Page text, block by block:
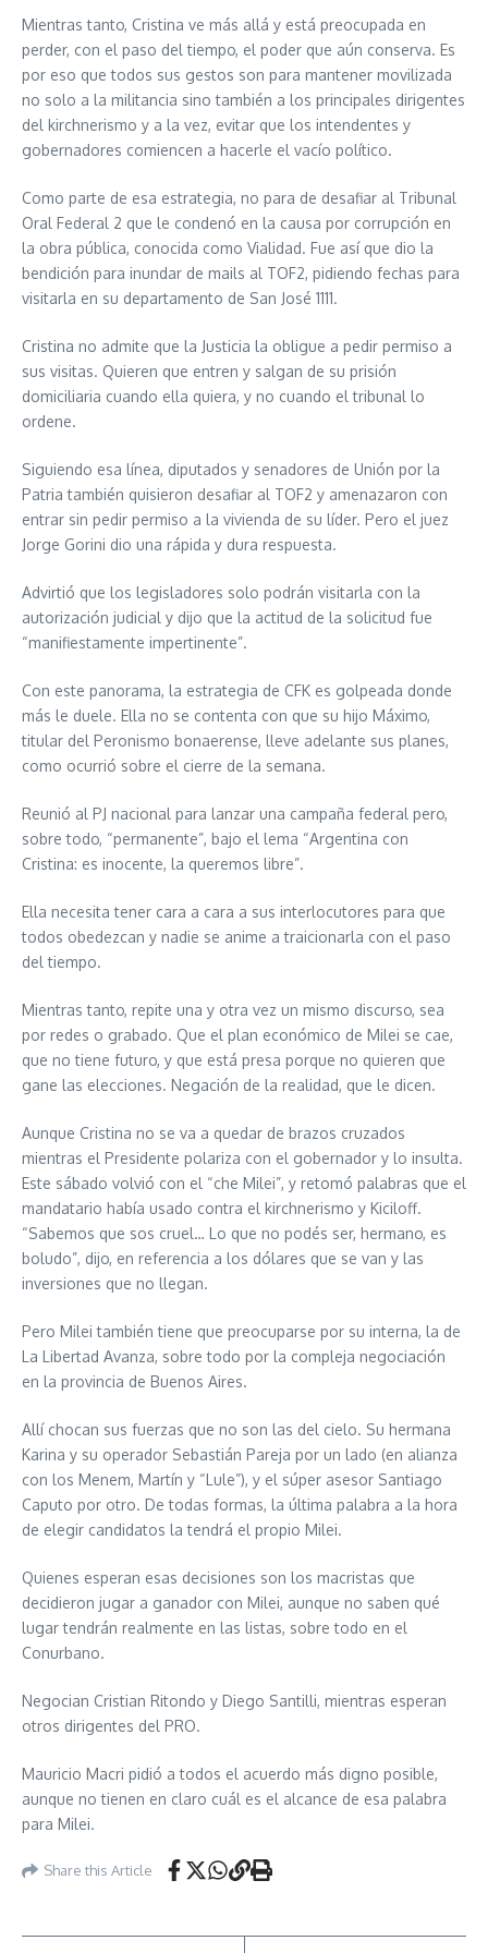
Mientras tanto, Cristina ve más allá y está preocupada en
perder, con el paso del tiempo, el poder que aún conserva. Es
por eso que todos sus gestos son para mantener movilizada
no solo a la militancia sino también a los principales dirigentes
del kirchnerismo y a la vez, evitar que los intendentes y
gobernadores comiencen a hacerle el vacío político.
Como parte de esa estrategia, no para de desafiar al Tribunal
Oral Federal 2 que le condenó en la causa por corrupción en
la obra pública, conocida como Vialidad. Fue así que dio la
bendición para inundar de mails al TOF2, pidiendo fechas para
visitarla en su departamento de San José 1111.
Cristina no admite que la Justicia la obligue a pedir permiso a
sus visitas. Quieren que entren y salgan de su prisión
domiciliaria cuando ella quiera, y no cuando el tribunal lo
ordene.
Siguiendo esa línea, diputados y senadores de Unión por la
Patria también quisieron desafiar al TOF2 y amenazaron con
entrar sin pedir permiso a la vivienda de su líder. Pero el juez
Jorge Gorini dio una rápida y dura respuesta.
Advirtió que los legisladores solo podrán visitarla con la
autorización judicial y dijo que la actitud de la solicitud fue
“manifiestamente impertinente”.
Con este panorama, la estrategia de CFK es golpeada donde
más le duele. Ella no se contenta con que su hijo Máximo,
titular del Peronismo bonaerense, lleve adelante sus planes,
como ocurrió sobre el cierre de la semana.
Reunió al PJ nacional para lanzar una campaña federal pero,
sobre todo, “permanente”, bajo el lema “Argentina con
Cristina: es inocente, la queremos libre”.
Ella necesita tener cara a cara a sus interlocutores para que
todos obedezcan y nadie se anime a traicionarla con el paso
del tiempo.
Mientras tanto, repite una y otra vez un mismo discurso, sea
por redes o grabado. Que el plan económico de Milei se cae,
que no tiene futuro, y que está presa porque no quieren que
gane las elecciones. Negación de la realidad, que le dicen.
Aunque Cristina no se va a quedar de brazos cruzados
mientras el Presidente polariza con el gobernador y lo insulta.
Este sábado volvió con el “che Milei”, y retomó palabras que el
mandatario había usado contra el kirchnerismo y Kiciloff.
“Sabemos que sos cruel… Lo que no podés ser, hermano, es
boludo”, dijo, en referencia a los dólares que se van y las
inversiones que no llegan.
Pero Milei también tiene que preocuparse por su interna, la de
La Libertad Avanza, sobre todo por la compleja negociación
en la provincia de Buenos Aires.
Allí chocan sus fuerzas que no son las del cielo. Su hermana
Karina y su operador Sebastián Pareja por un lado (en alianza
con los Menem, Martín y “Lule”), y el súper asesor Santiago
Caputo por otro. De todas formas, la última palabra a la hora
de elegir candidatos la tendrá el propio Milei.
Quienes esperan esas decisiones son los macristas que
decidieron jugar a ganador con Milei, aunque no saben qué
lugar tendrán realmente en las listas, sobre todo en el
Conurbano.
Negocian Cristian Ritondo y Diego Santilli, mientras esperan
otros dirigentes del PRO.
Mauricio Macri pidió a todos el acuerdo más digno posible,
aunque no tienen en claro cuál es el alcance de esa palabra
para Milei.
Share this Article